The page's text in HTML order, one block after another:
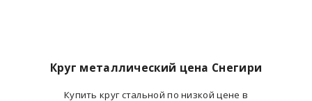
Круг металлический цена Снегири
Купить круг стальной по низкой цене в